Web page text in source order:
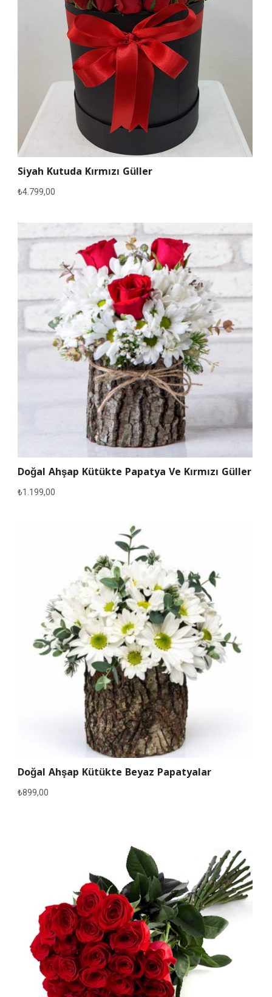
Siyah Kutuda Kırmızı Güller
₺4.799,00
Doğal Ahşap Kütükte Papatya Ve Kırmızı Güller
₺1.199,00
Doğal Ahşap Kütükte Beyaz Papatyalar
₺899,00